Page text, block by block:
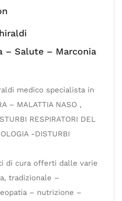
– Salute – Marconia
medico specialista in
– MALATTIA NASO ,
RESPIRATORI DEL
-DISTURBI
di cura offerti dalle varie
tradizionale –
– nutrizione –